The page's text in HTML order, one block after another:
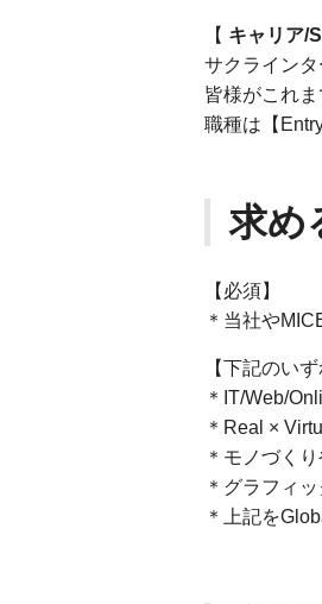
【 キャリア/
サクライン
皆様がこれ
職種は【
求め
【必須】
＊当社や
【下記のい
＊IT/Web/
＊Real ×
＊モノづく
＊グラフィ
＊上記を